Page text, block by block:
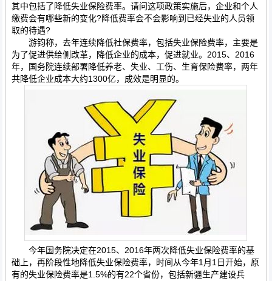
其中包括了降低失业保险费率。请问这项政策实施后，企业和个人
缴费会有哪些新的变化?降低费率会不会影响到已经失业的人员领
取的待遇?
游钧称，去年连续降低社保费率，包括失业保险费率，主要是
为了促进供给侧改革，降低企业的成本，促进就业。2015、2016
年，国务院连续部署降低养老、失业、工伤、生育保险费率，两年
共降低企业成本大约1300亿，成效是明显的。
今年国务院决定在2015、2016年两次降低失业保险费率的基
础上，再阶段性地降低失业保险费率，时间从今年1月1日开始，原
有的失业保险费率是1.5%的有22个省份，包括新疆生产建设兵